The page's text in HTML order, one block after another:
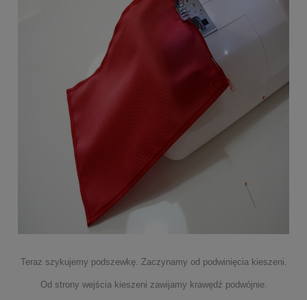
Teraz szykujemy podszewkę. Zaczynamy od podwinięcia kieszeni.
Od strony wejścia kieszeni zawijamy krawędź podwójnie.